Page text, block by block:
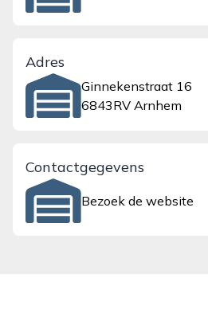
Adres
Ginnekenstraat 16
6843RV Arnhem
Contactgegevens
Bezoek de website